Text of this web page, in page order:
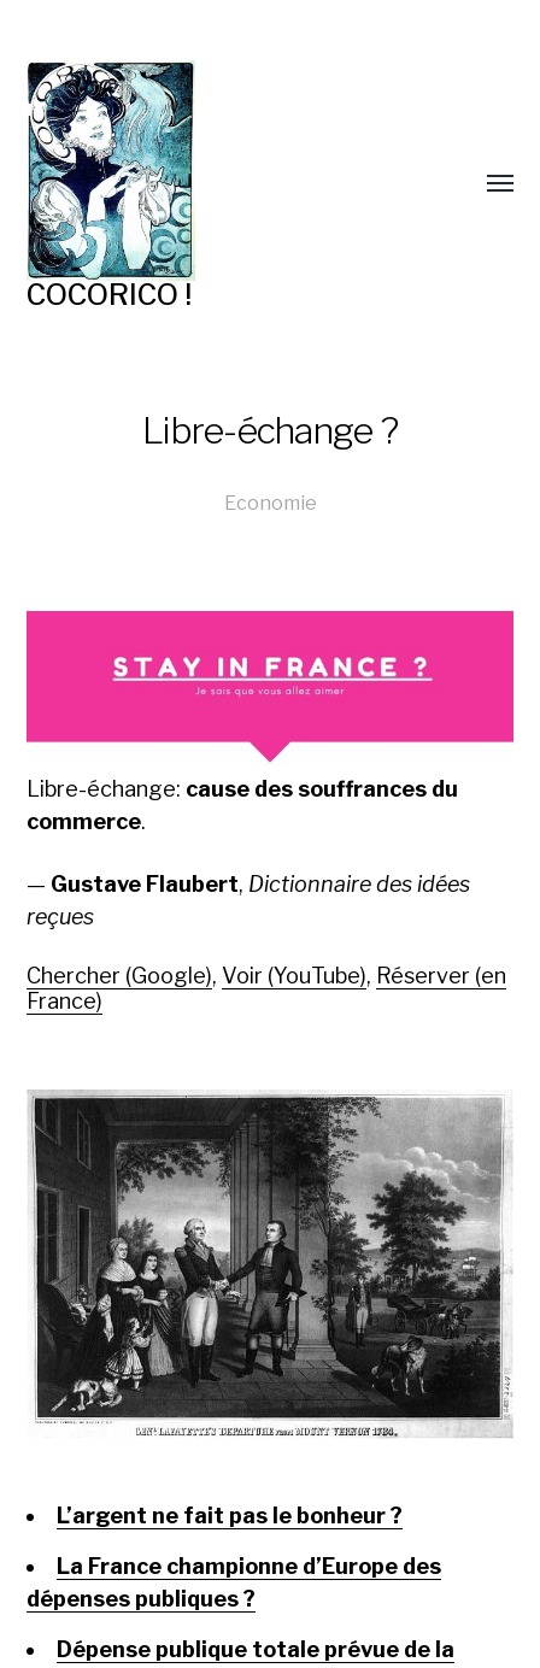
COCORICO !
Libre-échange ?
Economie
Libre-échange: cause des souffrances du
commerce.
— Gustave Flaubert, Dictionnaire des idées
reçues
Chercher (Google), Voir (YouTube), Réserver (en
France)
L’argent ne fait pas le bonheur ?
La France championne d’Europe des
dépenses publiques ?
Dépense publique totale prévue de la